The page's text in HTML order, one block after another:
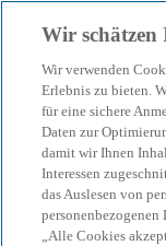
menu search
Wir
Wir verwenden
Erlebnis zu bieten.
für eine sichere
Daten zur
damit wir Ihnen
Interessen
das Auslesen von
personenbezogenen
„Alle Cookies